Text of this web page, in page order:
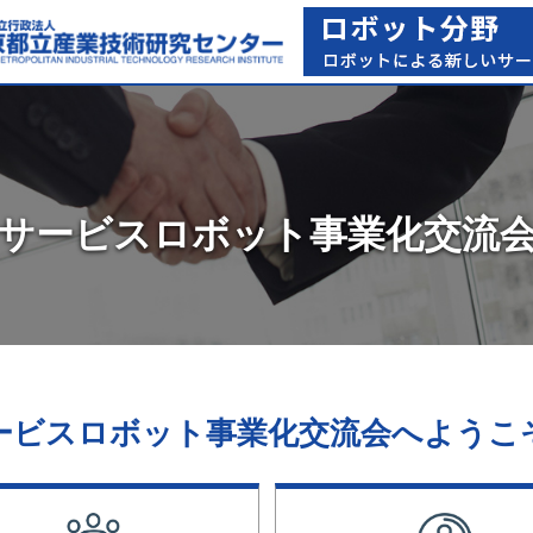
ービスロボット事業化交流
ビスロボット事業化交流会へようこ